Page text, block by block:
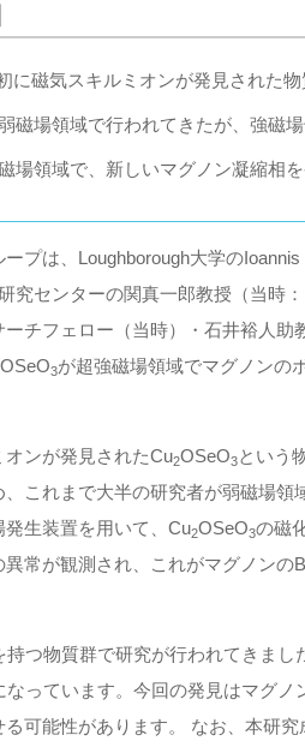
に磁気スキルミオンが発見された物
磁場領域で行われてきたが、強磁
場領域で、新しいマグノン凝縮相
プは、Loughborough大学の
究センターの関真一郎教授（当時
チフェロー（当時）・石井裕人
OSeO3が超強磁場領域でマグノンの
ンが発見されたCu2OSeO3という
これまで大半の研究者が弱磁場領
生装置を用いて、Cu2OSeO3の磁
常が観測され、これがマグノン
つ物質群で研究が行われてきまし
っています。今回の発見はマグ
可能性があります。 なお、本研